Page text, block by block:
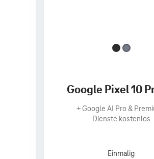
Google Pixel 10
+Google AI Pro &
Dienste kostenlos
Einmalig